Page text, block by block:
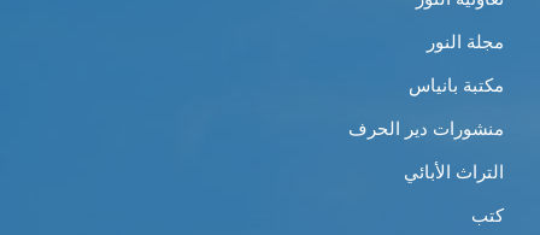
مجلة النور
مكتبة بانياس
منشورات دير الحرف
التراث الأبائي
كتب